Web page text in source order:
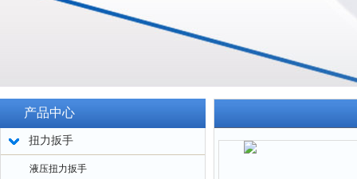
产品中心
扭力扳手
液压扭力扳手